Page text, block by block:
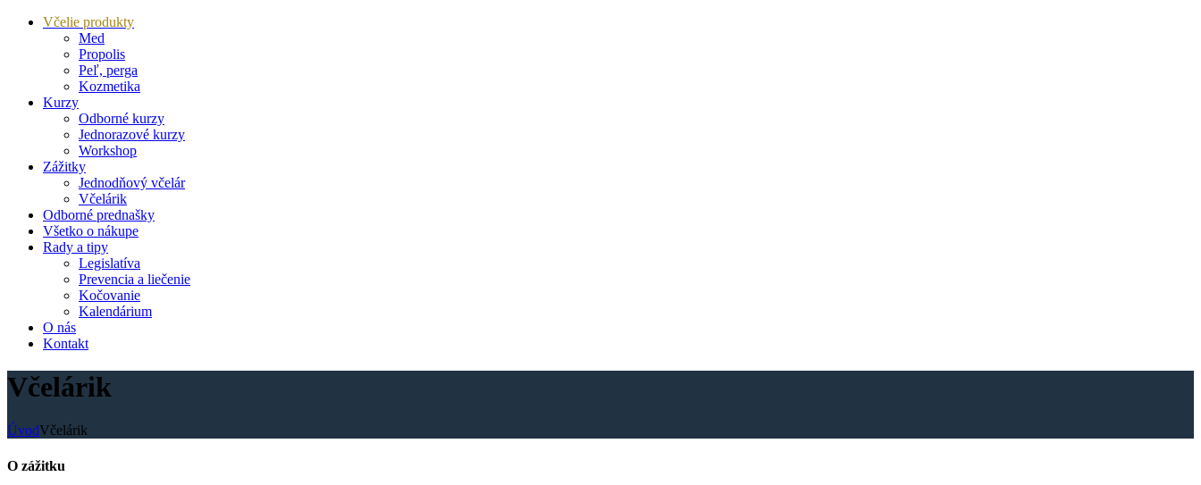
Včelie produkty
Med
Propolis
Peľ, perga
Kozmetika
Kurzy
Odborné kurzy
Jednorazové kurzy
Workshop
Zážitky
Jednodňový včelár
Včelárik
Odborné prednašky
Všetko o nákupe
Rady a tipy
Legislatíva
Prevencia a liečenie
Kočovanie
Kalendárium
O nás
Kontakt
Včelárik
ÚvodVčelárik
O zážitku